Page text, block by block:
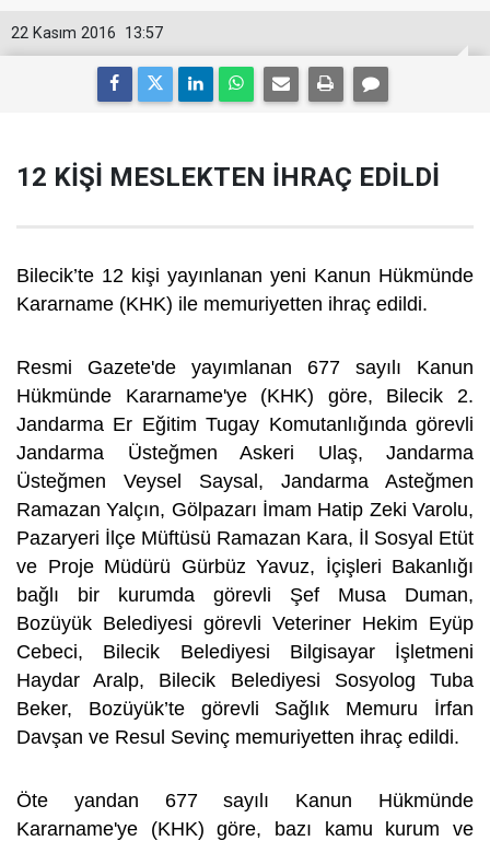
13:57
22 Kasım 2016
12 KİŞİ MESLEKTEN İHRAÇ EDİLDİ
Bilecik’te 12 kişi yayınlanan yeni Kanun Hükmünde
Kararname (KHK) ile memuriyetten ihraç edildi.
Resmi Gazete'de yayımlanan 677 sayılı Kanun
Hükmünde Kararname'ye (KHK) göre, Bilecik 2.
Jandarma Er Eğitim Tugay Komutanlığında görevli
Jandarma Üsteğmen Askeri Ulaş, Jandarma
Üsteğmen Veysel Saysal, Jandarma Asteğmen
Ramazan Yalçın, Gölpazarı İmam Hatip Zeki Varolu,
Pazaryeri İlçe Müftüsü Ramazan Kara, İl Sosyal Etüt
ve Proje Müdürü Gürbüz Yavuz, İçişleri Bakanlığı
bağlı bir kurumda görevli Şef Musa Duman,
Bozüyük Belediyesi görevli Veteriner Hekim Eyüp
Cebeci, Bilecik Belediyesi Bilgisayar İşletmeni
Haydar Aralp, Bilecik Belediyesi Sosyolog Tuba
Beker, Bozüyük’te görevli Sağlık Memuru İrfan
Davşan ve Resul Sevinç memuriyetten ihraç edildi.
Öte yandan 677 sayılı Kanun Hükmünde
Kararname'ye (KHK) göre, bazı kamu kurum ve